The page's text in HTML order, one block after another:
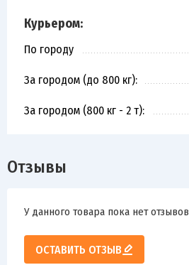
Курьером:
По городу
За городом (до 800 кг):
За городом (800 кг - 2 т):
Отзывы
У данного товара пока нет отзывов
ОСТАВИТЬ ОТЗЫВ